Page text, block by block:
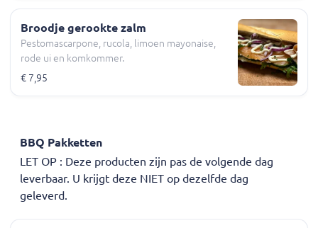
Broodje gerookte zalm
Pestomascarpone, rucola, limoen mayonaise,
rode ui en komkommer.
€ 7,95
BBQ Pakketten
LET OP : Deze producten zijn pas de volgende dag
leverbaar. U krijgt deze NIET op dezelfde dag
geleverd.